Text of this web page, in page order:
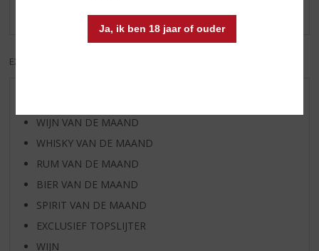
Ja, ik ben 18 jaar of ouder
Er zijn nog geen reviews geplaatst voor dit product
EXCL. BTW
WIJN VAN DE MAAND
WHISKY VAN DE MAAND
RUM VAN DE MAAND
BIER VAN DE MAAND
SPIRIT VAN DE MAAND
EXCLUSIEF TOPSLIJTER
WIJN